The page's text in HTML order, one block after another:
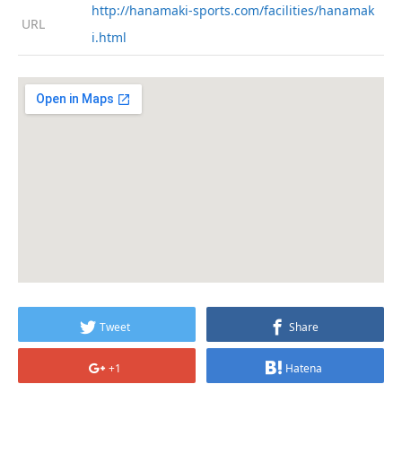
URL
http://hanamaki-sports.com/facilities/hanamak
i.html
Tweet Share
+1 Hatena